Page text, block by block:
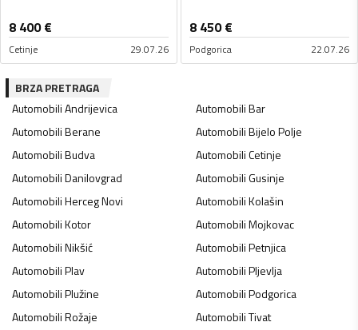
8 400€
Cetinje 29.07.26
8 450€
Podgorica 22.07.26
BRZA PRETRAGA
AutomobiliAndrijevica AutomobiliBar
AutomobiliBerane AutomobiliBijelo Polje
AutomobiliBudva AutomobiliCetinje
AutomobiliDanilovgrad AutomobiliGusinje
AutomobiliHerceg Novi AutomobiliKolašin
AutomobiliKotor AutomobiliMojkovac
AutomobiliNikšić AutomobiliPetnjica
AutomobiliPlav AutomobiliPljevlja
AutomobiliPlužine AutomobiliPodgorica
AutomobiliRožaje AutomobiliTivat